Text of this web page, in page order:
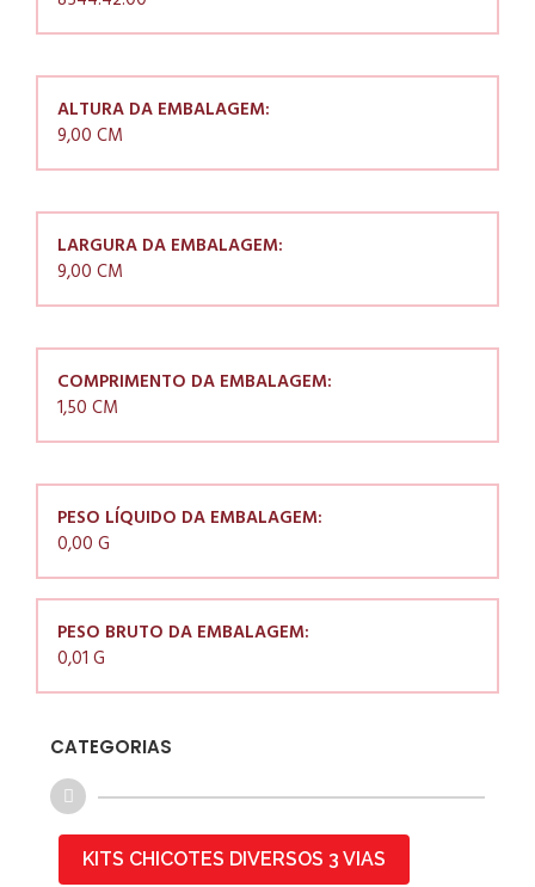
ALTURA DA EMBALAGEM:
9,00 CM
LARGURA DA EMBALAGEM:
9,00 CM
COMPRIMENTO DA EMBALAGEM:
1,50 CM
PESO LÍQUIDO DA EMBALAGEM:
0,00 G
PESO BRUTO DA EMBALAGEM:
0,01 G
CATEGORIAS
KITS CHICOTES DIVERSOS 3 VIAS